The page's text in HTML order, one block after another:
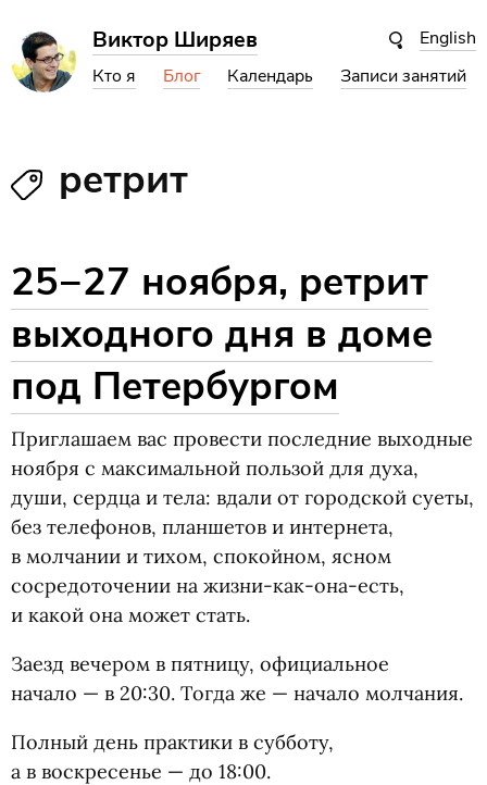
English
Виктор Ширяев
Кто я Блог Календарь Записи занятий
ретрит
25−27 ноября, ретрит
выходного дня в доме
под Петербургом
Приглашаем вас провести последние выходные
ноября с максимальной пользой для духа,
души, сердца и тела: вдали от городской суеты,
без телефонов, планшетов и интернета,
в молчании и тихом, спокойном, ясном
сосредоточении на жизни-как-она-есть,
и какой она может стать.
Заезд вечером в пятницу, официальное
начало — в 20:30. Тогда же — начало молчания.
Полный день практики в субботу,
а в воскресенье — до 18:00.